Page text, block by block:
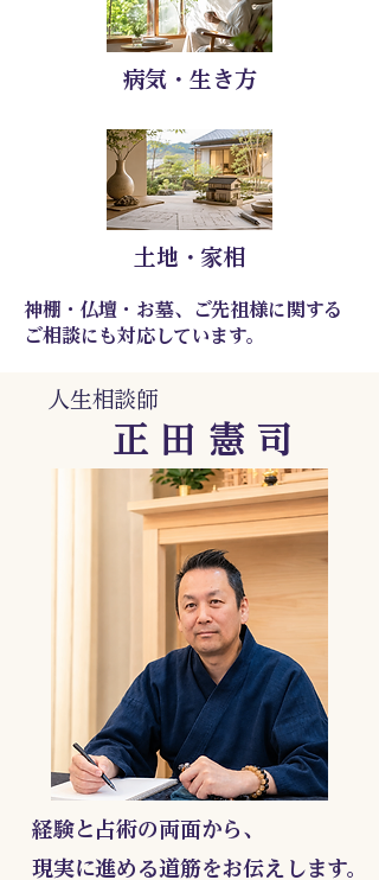
病気・生き方
土地・家相
神棚・仏壇・お墓、ご先祖様に関する
ご相談にも対応しています。
人生相談師
正 田 憲 司
経験と占術の両面から、
現実に進める道筋をお伝えします。